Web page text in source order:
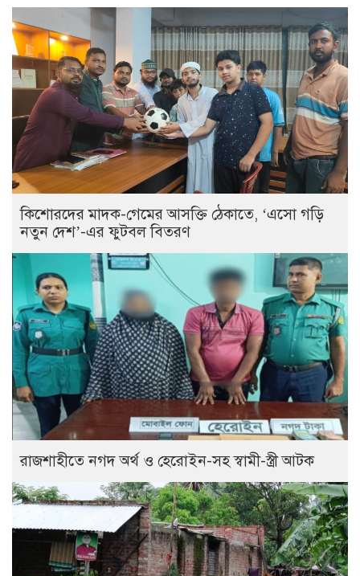
কিশোরদের মাদক-গেমের আসক্তি ঠেকাতে, ‘এসো গড়ি
নতুন দেশ’-এর ফুটবল বিতরণ
রাজশাহীতে নগদ অর্থ ও হেরোইন-সহ স্বামী-স্ত্রী আটক